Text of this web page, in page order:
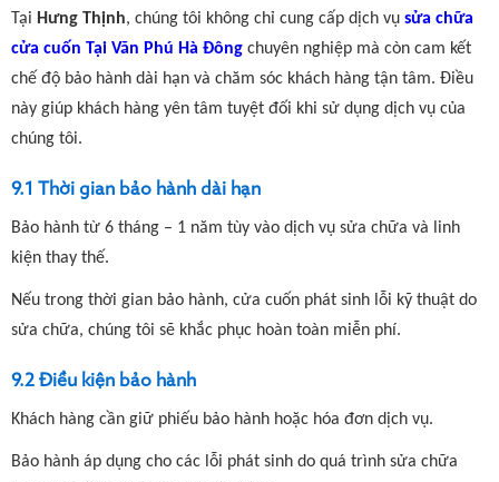
Tại Hưng Thịnh, chúng tôi không chỉ cung cấp dịch vụ sửa chữa
cửa cuốn Tại Văn Phú Hà Đông chuyên nghiệp mà còn cam kết
chế độ bảo hành dài hạn và chăm sóc khách hàng tận tâm. Điều
này giúp khách hàng yên tâm tuyệt đối khi sử dụng dịch vụ của
chúng tôi.
9.1 Thời gian bảo hành dài hạn
Bảo hành từ 6 tháng – 1 năm tùy vào dịch vụ sửa chữa và linh
kiện thay thế.
Nếu trong thời gian bảo hành, cửa cuốn phát sinh lỗi kỹ thuật do
sửa chữa, chúng tôi sẽ khắc phục hoàn toàn miễn phí.
9.2 Điều kiện bảo hành
Khách hàng cần giữ phiếu bảo hành hoặc hóa đơn dịch vụ.
Bảo hành áp dụng cho các lỗi phát sinh do quá trình sửa chữa